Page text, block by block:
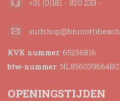
+31 (0)181 - 820 233 -
KVK nummer: 65256816
btw-nummer:
OPENINGSTIJDEN